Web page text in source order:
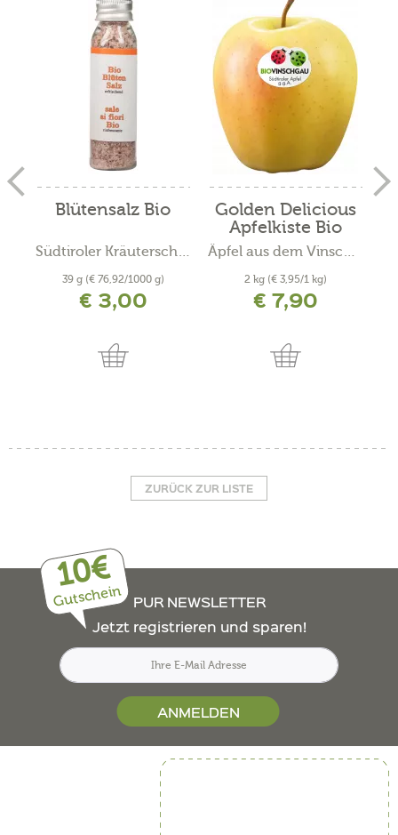
Blütensalz Bio
Südtiroler Kräuterschlössl
39 g (€ 76,92/1000 g)
inkl. MwSt. zzgl. Versandkosten
€ 3,00
Golden Delicious
Apfelkiste Bio
Äpfel aus dem Vinschgau - VI.P
2 kg (€ 3,95/1 kg)
inkl. MwSt. zzgl. Versandkosten
€ 7,90
ZURÜCK ZUR LISTE
10€
Gutschein
PUR NEWSLETTER
Jetzt registrieren und sparen!
ANMELDEN